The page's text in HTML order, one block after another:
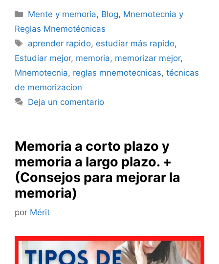
Categorías
Mente y memoria, Blog, Mnemotecnia y
Reglas Mnemotécnicas
Etiquetas
aprender rapido, estudiar más rapido,
Estudiar mejor, memoria, memorizar mejor,
Mnemotecnia, reglas mnemotecnicas, técnicas
de memorizacion
Deja un comentario
Memoria a corto plazo y
memoria a largo plazo. +
(Consejos para mejorar la
memoria)
por Mérit